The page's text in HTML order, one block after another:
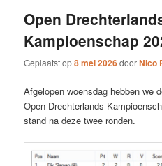
Open
Kampioenschap
Geplaatst op8 mei 2026doorNico
Afgelopen woensdag hebben we
Open Drechterlands
stand na deze twee ronden.